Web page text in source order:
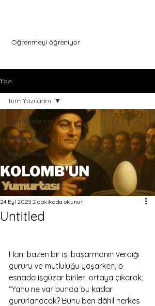
Öğrenmeyi öğreniyor
Yazı
Tüm Yazılarım
Kütüphanem
Blog Yazıları
Tüm Yazılarım
Untitled
24 Eyl 2025 2 dakikada okunur
Hani bazen bir işi başarmanın verdiği
gururu ve mutluluğu yaşarken, o
esnada işgüzar birileri ortaya çıkarak;
“Yahu ne var bunda bu kadar
gururlanacak? Bunu ben dâhil herkes